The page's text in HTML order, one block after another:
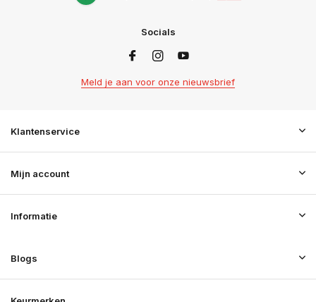
Socials
Meld je aan voor onze nieuwsbrief
Klantenservice
Mijn account
Informatie
Blogs